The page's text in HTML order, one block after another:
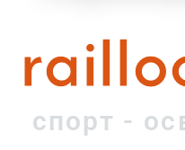
спорт -